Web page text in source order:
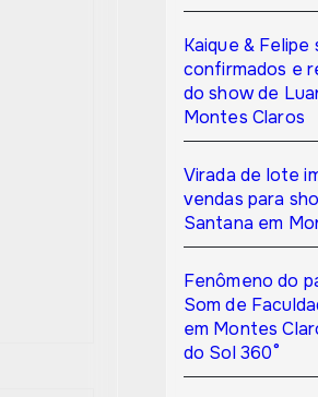
Kaique & Felipe
confirmados e
do show de
Montes Claros
Virada de lote
vendas para
Santana em
Fenômeno do
Som de
em Montes
do Sol 360°